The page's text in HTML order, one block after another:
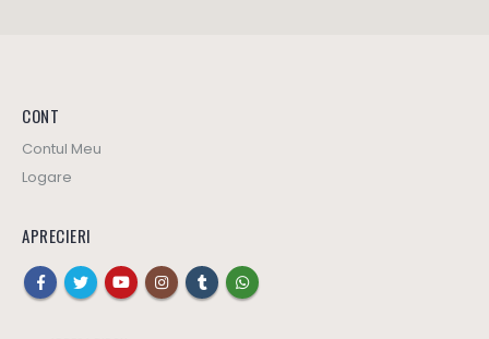
CONT
Contul Meu
Logare
APRECIERI